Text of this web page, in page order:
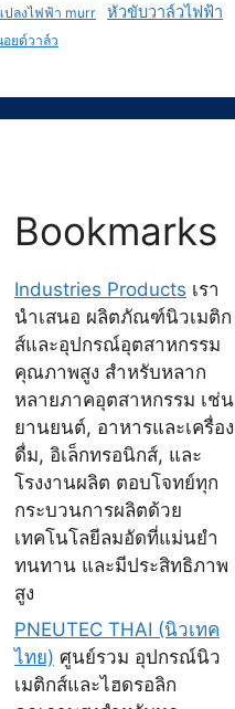
ปลงไฟฟ้า murr หัวขับวาล์วไฟฟ้า
ยด์วาล์ว
Bookmarks
Industries Products เรา
นำเสนอ ผลิตภัณฑ์นิวเมติก
ส์และอุปกรณ์อุตสาหกรรม
คุณภาพสูง สำหรับหลาก
หลายภาคอุตสาหกรรม เช่น
ยานยนต์, อาหารและเครื่อง
ดื่ม, อิเล็กทรอนิกส์, และ
โรงงานผลิต ตอบโจทย์ทุก
กระบวนการผลิตด้วย
เทคโนโลยีลมอัดที่แม่นยำ
ทนทาน และมีประสิทธิภาพ
สูง
PNEUTEC THAI (นิวเทค
ไทย) ศูนย์รวม อุปกรณ์นิว
เมติกส์และไฮดรอลิก